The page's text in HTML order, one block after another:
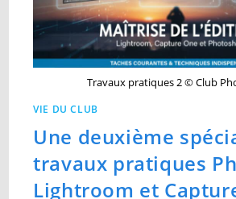
Travaux pratiques 2 © Club
VIE DU CLUB
Une deuxième
travaux pratiques
Lightroom et